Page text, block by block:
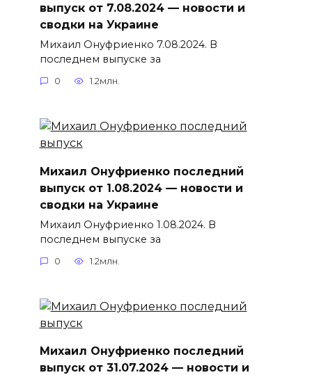
выпуск от 7.08.2024 — новости и
сводки на Украине
Михаил Онуфриенко 7.08.2024. В
последнем выпуске за
0 1.2млн.
Михаил Онуфриенко последний
выпуск от 1.08.2024 — новости и
сводки на Украине
Михаил Онуфриенко 1.08.2024. В
последнем выпуске за
0 1.2млн.
Михаил Онуфриенко последний
выпуск от 31.07.2024 — новости и